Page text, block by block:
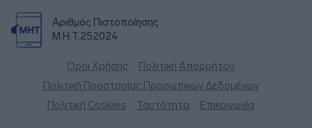
Αριθμός Πιστοποίησης
Μ.Η.Τ.252024
Όροι Χρήσης
Πολιτική Απορρήτου
Πολιτική Προστασίας Προσωπικών Δεδομένων
Πολιτική Cookies
Ταυτότητα Επικοινωνία